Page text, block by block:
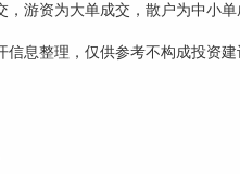
，游资为大单成交，散户为中小单
息整理，仅供参考不构成投资建